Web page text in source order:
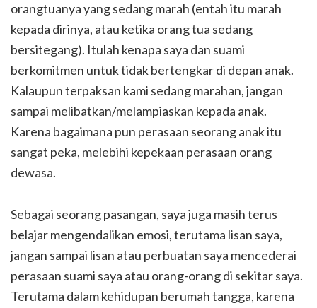
orangtuanya yang sedang marah (entah itu marah
kepada dirinya, atau ketika orang tua sedang
bersitegang). Itulah kenapa saya dan suami
berkomitmen untuk tidak bertengkar di depan anak.
Kalaupun terpaksan kami sedang marahan, jangan
sampai melibatkan/melampiaskan kepada anak.
Karena bagaimana pun perasaan seorang anak itu
sangat peka, melebihi kepekaan perasaan orang
dewasa.
Sebagai seorang pasangan, saya juga masih terus
belajar mengendalikan emosi, terutama lisan saya,
jangan sampai lisan atau perbuatan saya mencederai
perasaan suami saya atau orang-orang di sekitar saya.
Terutama dalam kehidupan berumah tangga, karena